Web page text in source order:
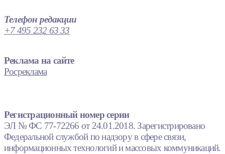
Телефон редакции
+7 495 232 63 33
Реклама на сайте
Росреклама
Регистрационный номер серии
ЭЛ № ФС 77-72266 от 24.01.2018. Зарегистрировано
Федеральной службой по надзору в сфере связи,
информационных технологий и массовых коммуникаций.